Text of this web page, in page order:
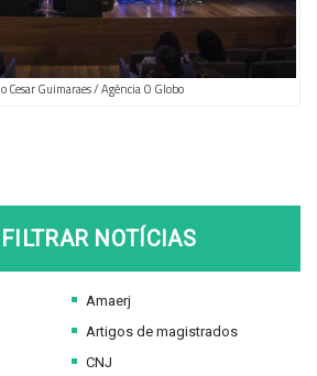
Cesar Guimaraes / Agência O Globo
FILTRAR NOTÍCIAS
Amaerj
Artigos de magistrados
CNJ